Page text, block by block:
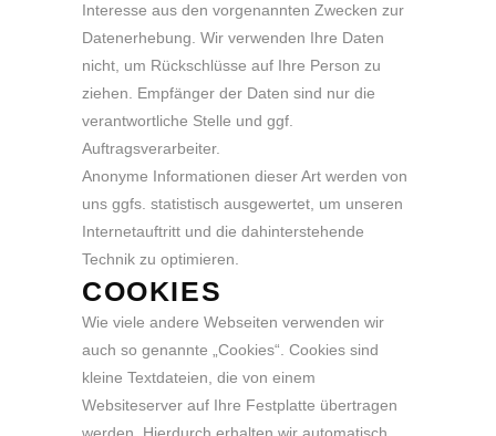
Interesse aus den vorgenannten Zwecken zur
Datenerhebung. Wir verwenden Ihre Daten
nicht, um Rückschlüsse auf Ihre Person zu
ziehen. Empfänger der Daten sind nur die
verantwortliche Stelle und ggf.
Auftragsverarbeiter.
Anonyme Informationen dieser Art werden von
uns ggfs. statistisch ausgewertet, um unseren
Internetauftritt und die dahinterstehende
Technik zu optimieren.
COOKIES
Wie viele andere Webseiten verwenden wir
auch so genannte „Cookies“. Cookies sind
kleine Textdateien, die von einem
Websiteserver auf Ihre Festplatte übertragen